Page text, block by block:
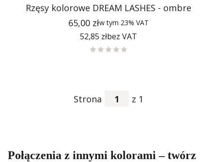
Rzęsy kolorowe DREAM LASHES - ombre
Cena
65,00 złw tym 23% VAT
Cena
52,85 złbez VAT
Strona z 1
Połączenia z innymi kolorami – twórz